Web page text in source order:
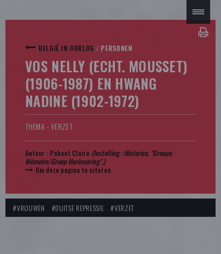
BELGIË IN OORLOG / PERSONEN
VOS NELLY (ECHT. MOUSSET)
(1906-1987) EN HWANG
NADINE (1902-1972)
THEMA - VERZET
Auteur : Pahaut Claire (Instelling : Historica, "Groupe
Mémoire/Groep Herinnering".)
Om deze pagina te citeren
#VROUWEN #DUITSE REPRESSIE #VERZET